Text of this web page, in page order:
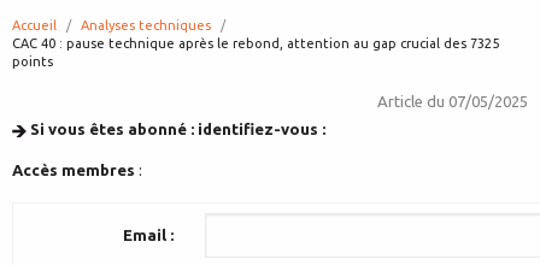
Accueil
Analyses techniques
page:
CAC 40 : pause technique après le rebond, attention au gap crucial des 7325
points
Article du 07/05/2025
Si vous êtes abonné : identifiez-vous :
Accès membres :
Email :